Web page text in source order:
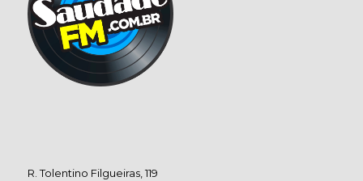
R. Tolentino Filgueiras, 119